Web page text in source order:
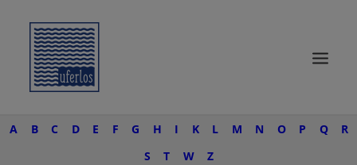
A B C D E F G H I K L M N O P Q
R
S
T W Z